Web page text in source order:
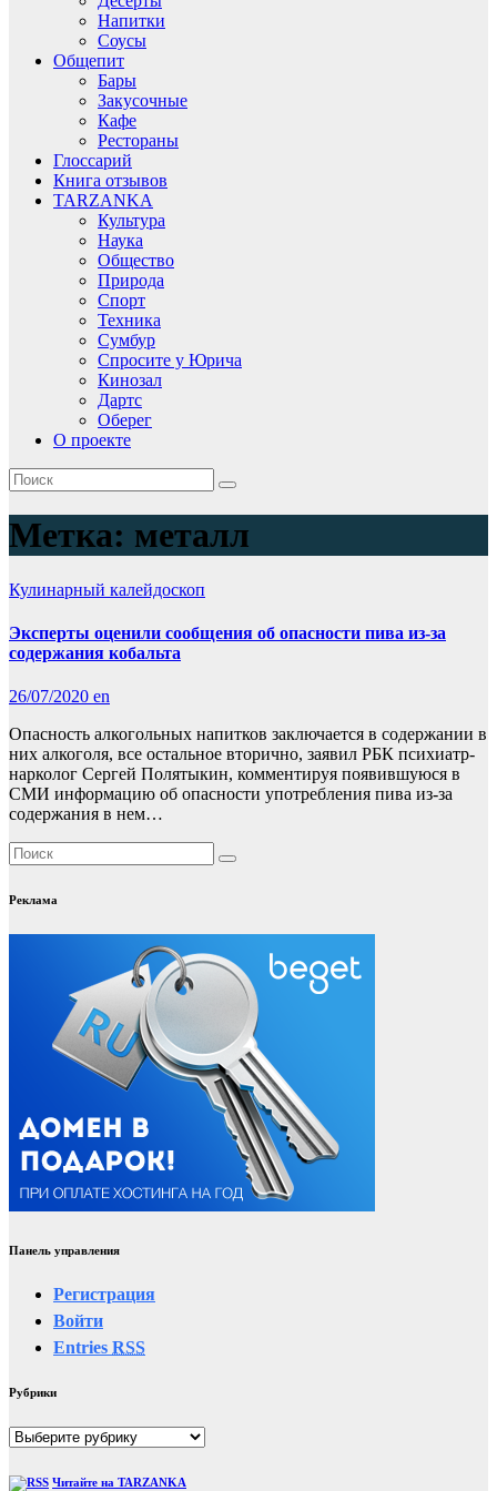
Напитки
Соусы
Общепит
Бары
Закусочные
Кафе
Рестораны
Глоссарий
Книга отзывов
TARZANKA
Культура
Наука
Общество
Природа
Спорт
Техника
Сумбур
Спросите у Юрича
Кинозал
Дартс
Оберег
О проекте
Метка: металл
Кулинарный калейдоскоп
Эксперты оценили сообщения об опасности пива из-за
содержания кобальта
26/07/2020 en
Опасность алкогольных напитков заключается в содержании в
них алкоголя, все остальное вторично, заявил РБК психиатр-
нарколог Сергей Полятыкин, комментируя появившуюся в
СМИ информацию об опасности употребления пива из-за
содержания в нем…
Реклама
Панель управления
Регистрация
Войти
Entries RSS
Рубрики
Рубрики
Читайте на TARZANKA